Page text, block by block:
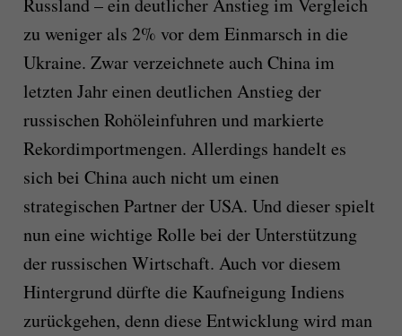
Russland – ein deutlicher Anstieg im Vergleich
zu weniger als 2% vor dem Einmarsch in die
Ukraine. Zwar verzeichnete auch China im
letzten Jahr einen deutlichen Anstieg der
russischen Rohöleinfuhren und markierte
Rekordimportmengen. Allerdings handelt es
sich bei China auch nicht um einen
strategischen Partner der USA. Und dieser spielt
nun eine wichtige Rolle bei der Unterstützung
der russischen Wirtschaft. Auch vor diesem
Hintergrund dürfte die Kaufneigung Indiens
zurückgehen, denn diese Entwicklung wird man